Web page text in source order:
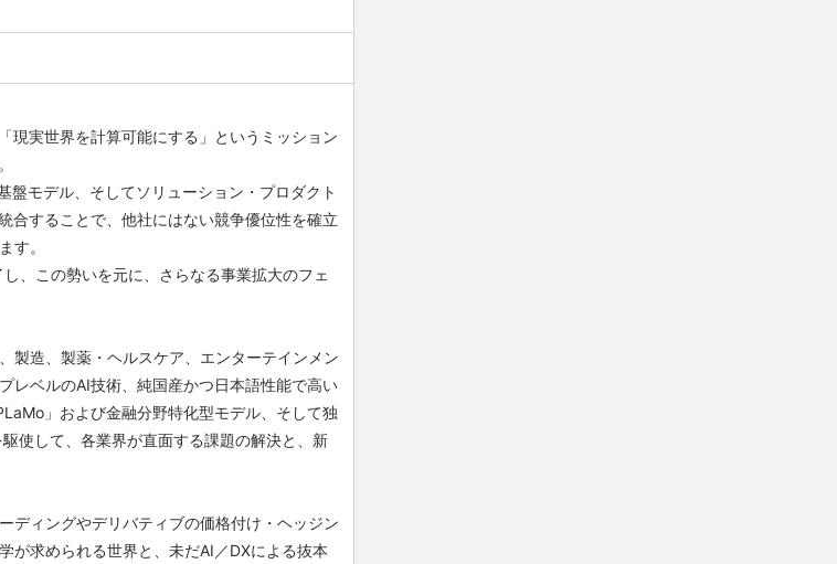
実世界を計算可能にする」というミッション
盤モデル、そしてソリューション・プロダクト
合することで、他社にはない競争優位性を確立
す。
、この勢いを元に、さらなる事業拡大のフェ
製造、製薬・ヘルスケア、エンターテインメン
レベルのAI技術、純国産かつ日本語性能で高い
」および金融分野特化型モデル、そして独
使して、各業界が直面する課題の解決と、新
ディングやデリバティブの価格付け・ヘッジン
が求められる世界と、未だAI／DXによる抜本